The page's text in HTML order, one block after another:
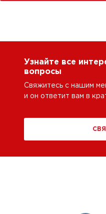
Узнайте все
вопросы
Свяжитесь с нашим
и он ответит вам в